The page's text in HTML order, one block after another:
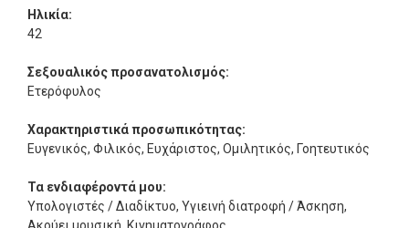
Ηλικία:
42
Σεξουαλικός προσανατολισμός:
Ετερόφυλος
Χαρακτηριστικά προσωπικότητας:
Ευγενικός, Φιλικός, Ευχάριστος, Ομιλητικός, Γοητευτικός
Τα ενδιαφέροντά μου:
Υπολογιστές / Διαδίκτυο, Υγιεινή διατροφή / Άσκηση,